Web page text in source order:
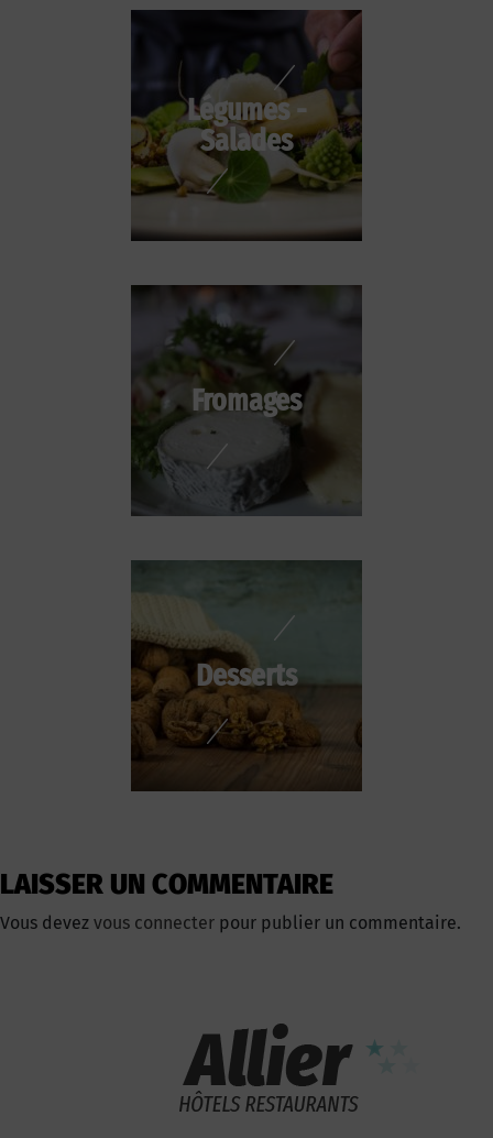
Légumes -
Salades
Fromages
Desserts
LAISSER UN COMMENTAIRE
Vous devez vous connecter pour publier un commentaire.